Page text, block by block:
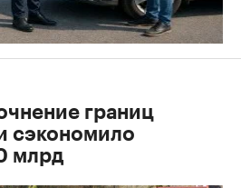
границ
сэкономило
млрд